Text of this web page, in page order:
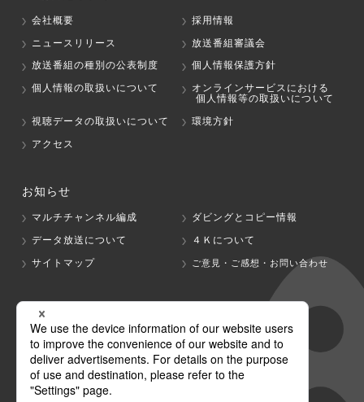
会社概要
採用情報
ニュースリリース
放送番組審議会
放送番組の種別の公表制度
個人情報保護方針
個人情報の取扱いについて
オンラインサービスにおける
個人情報等の取扱いについて
視聴データの取扱いについて
環境方針
アクセス
お知らせ
マルチチャンネル編成
ダビングとコピー情報
データ放送について
４Ｋについて
サイトマップ
ご意見・ご感想・お問い合わせ
グループ会社
テレビ朝日 テレ朝チャンネル